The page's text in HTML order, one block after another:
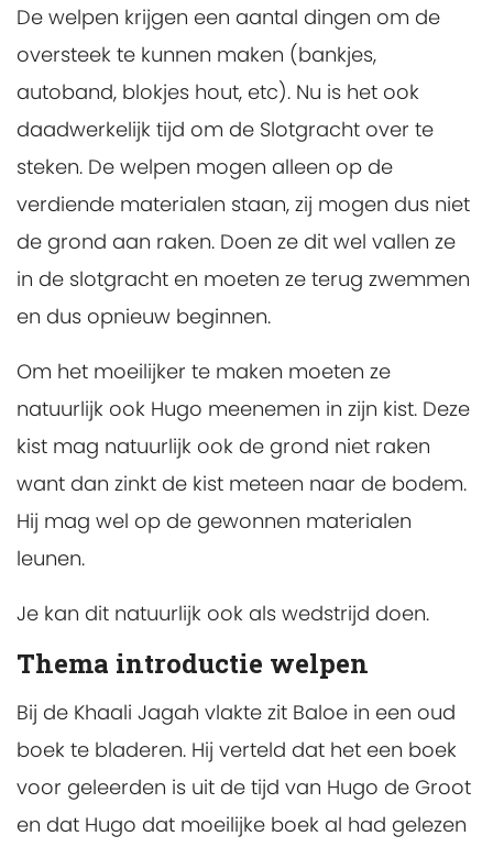
De welpen krijgen een aantal dingen om de
oversteek te kunnen maken (bankjes,
autoband, blokjes hout, etc). Nu is het ook
daadwerkelijk tijd om de Slotgracht over te
steken. De welpen mogen alleen op de
verdiende materialen staan, zij mogen dus niet
de grond aan raken. Doen ze dit wel vallen ze
in de slotgracht en moeten ze terug zwemmen
en dus opnieuw beginnen.
Om het moeilijker te maken moeten ze
natuurlijk ook Hugo meenemen in zijn kist. Deze
kist mag natuurlijk ook de grond niet raken
want dan zinkt de kist meteen naar de bodem.
Hij mag wel op de gewonnen materialen
leunen.
Je kan dit natuurlijk ook als wedstrijd doen.
Thema introductie welpen
Bij de Khaali Jagah vlakte zit Baloe in een oud
boek te bladeren. Hij verteld dat het een boek
voor geleerden is uit de tijd van Hugo de Groot
en dat Hugo dat moeilijke boek al had gelezen